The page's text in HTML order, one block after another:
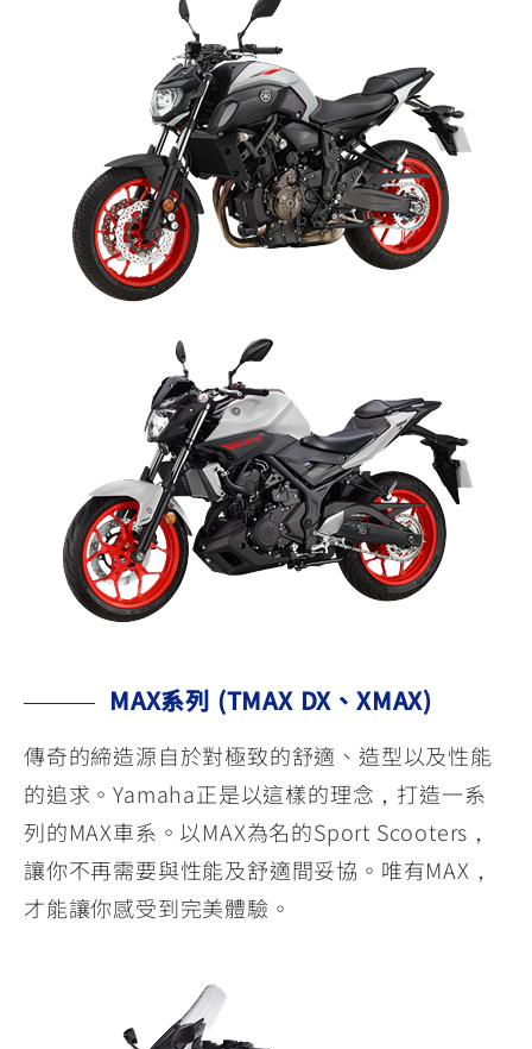
MAX系列 (TMAX DX、XMAX)
傳奇的締造源自於對極致的舒適、造型以及性能
的追求。Yamaha正是以這樣的理念，打造一系
列的MAX車系。以MAX為名的Sport Scooters，
讓你不再需要與性能及舒適間妥協。唯有MAX，
才能讓你感受到完美體驗。